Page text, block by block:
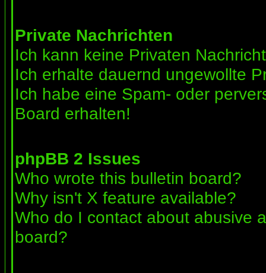
Private Nachrichten
Ich kann keine Privaten
Ich erhalte dauernd ungewollte
Ich habe eine Spam- oder
Board erhalten!
phpBB 2 Issues
Who wrote this bulletin board?
Why isn't X feature available?
Who do I contact about abusive
board?